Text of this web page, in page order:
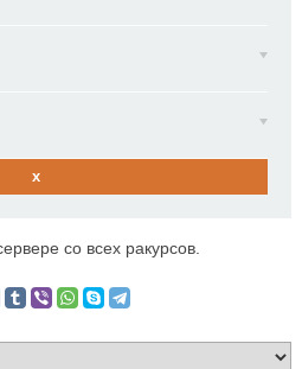
x
со всех ракурсов.